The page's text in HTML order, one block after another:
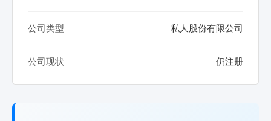
公司类型 私人股份有限公司
公司现状 仍注册